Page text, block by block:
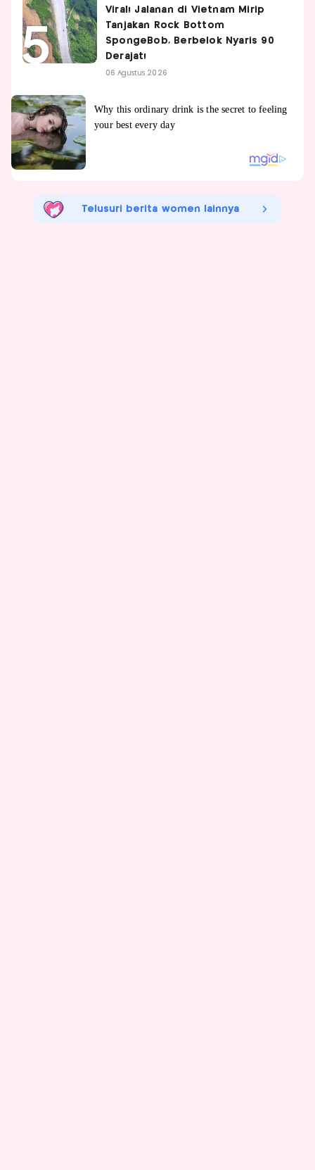
Viral! Jalanan di Vietnam Mirip
Tanjakan Rock Bottom
SpongeBob, Berbelok Nyaris 90
Derajat!
06 Agustus 2026
Telusuri berita women lainnya